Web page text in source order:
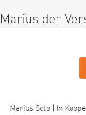
Marius der
Marius Solo | In